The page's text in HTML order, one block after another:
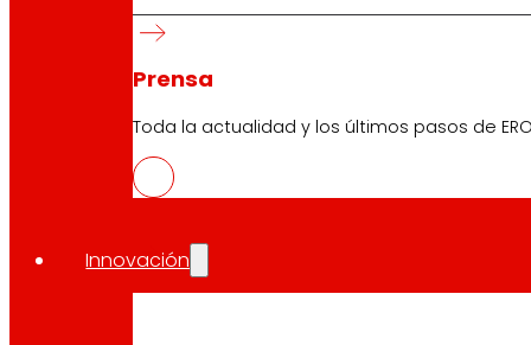
Prensa
Toda la actualidad y los últimos pasos de
Innovación
Condiciones generales Club
Términos y condiciones
Política de Protección de Datos